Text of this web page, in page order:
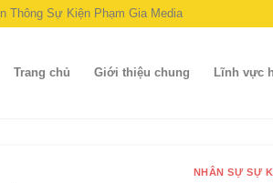
Thông Sự Kiện Phạm Gia Media
Trang chủ Giới thiệu chung Lĩnh vực
NHÂN SỰ SỰ